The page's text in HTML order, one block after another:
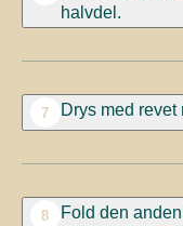
halvdel.
7 Drys med revet
8
Fold den